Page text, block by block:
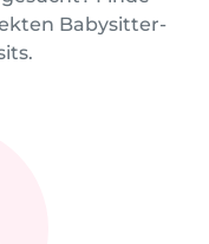
Babysitter-